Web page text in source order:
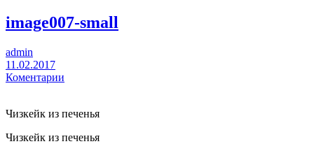
image007-small
admin
11.02.2017
Коментарии
Чизкейк из печенья
Чизкейк из печенья